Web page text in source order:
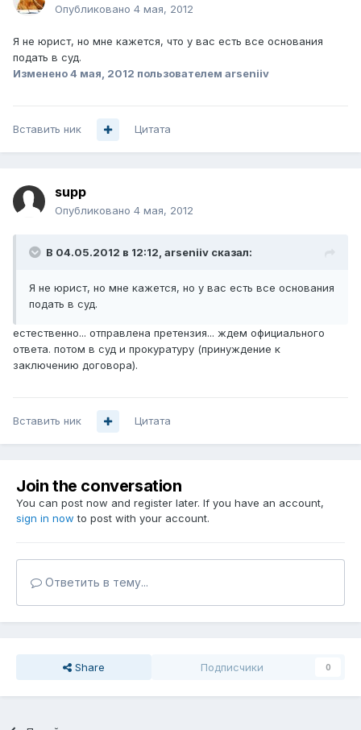
Опубликовано 4 мая, 2012
Я не юрист, но мне кажется, что у вас есть все основания
подать в суд.
Изменено4 мая, 2012 пользователем arseniiv
Вставить ник Цитата
supp
Опубликовано 4 мая, 2012
В 04.05.2012 в 12:12, arseniiv сказал:
Я не юрист, но мне кажется, но у вас есть все основания
подать в суд.
естественно... отправлена претензия... ждем официального
ответа. потом в суд и прокуратуру (принуждение к
заключению договора).
Вставить ник Цитата
Join the conversation
You can post now and register later. If you have an account,
sign in now to post with your account.
Ответить в тему...
Share Подписчики 0